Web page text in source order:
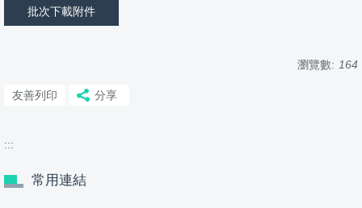
批次下載附件
瀏覽數: 164
友善列印 分享
:::
常用連結